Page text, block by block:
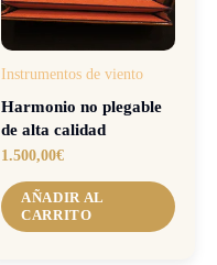
Instrumentos de viento
Harmonio no plegable
de alta calidad
1.500,00€
AÑADIR AL
CARRITO